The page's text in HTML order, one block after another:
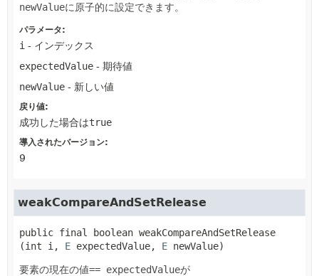
newValueに原子的に設定できます。
パラメータ:
i - インデックス
expectedValue - 期待値
newValue - 新しい値
戻り値:
成功した場合はtrue
導入されたバージョン:
9
weakCompareAndSetRelease
public final boolean weakCompareAndSetRelease
(int i, E expectedValue, E newValue)
要素の現在の値== expectedValueが